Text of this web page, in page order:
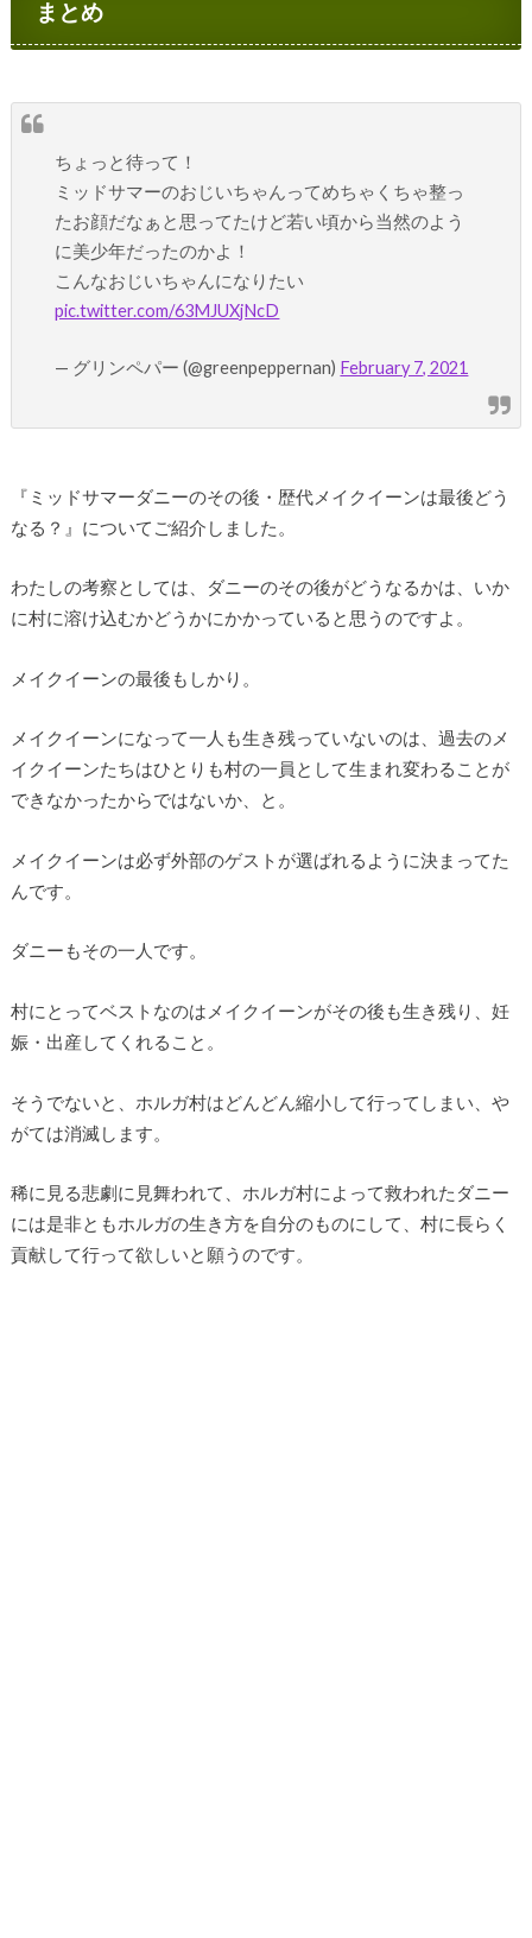
まとめ
ちょっと待って！
ミッドサマーのおじいちゃんってめちゃくちゃ整っ
たお顔だなぁと思ってたけど若い頃から当然のよう
に美少年だったのかよ！
こんなおじいちゃんになりたい
pic.twitter.com/63MJUXjNcD
— グリンペパー (@greenpeppernan) February 7, 2021
『ミッドサマーダニーのその後・歴代メイクイーンは最後どう
なる？』についてご紹介しました。
わたしの考察としては、ダニーのその後がどうなるかは、いか
に村に溶け込むかどうかにかかっていると思うのですよ。
メイクイーンの最後もしかり。
メイクイーンになって一人も生き残っていないのは、過去のメ
イクイーンたちはひとりも村の一員として生まれ変わることが
できなかったからではないか、と。
メイクイーンは必ず外部のゲストが選ばれるように決まってた
んです。
ダニーもその一人です。
村にとってベストなのはメイクイーンがその後も生き残り、妊
娠・出産してくれること。
そうでないと、ホルガ村はどんどん縮小して行ってしまい、や
がては消滅します。
稀に見る悲劇に見舞われて、ホルガ村によって救われたダニー
には是非ともホルガの生き方を自分のものにして、村に長らく
貢献して行って欲しいと願うのです。